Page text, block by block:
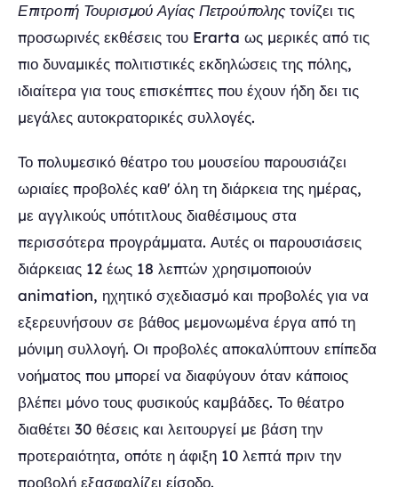
Επιτροπή Τουρισμού Αγίας Πετρούπολης τονίζει τις
προσωρινές εκθέσεις του Erarta ως μερικές από τις
πιο δυναμικές πολιτιστικές εκδηλώσεις της πόλης,
ιδιαίτερα για τους επισκέπτες που έχουν ήδη δει τις
μεγάλες αυτοκρατορικές συλλογές.
Το πολυμεσικό θέατρο του μουσείου παρουσιάζει
ωριαίες προβολές καθ' όλη τη διάρκεια της ημέρας,
με αγγλικούς υπότιτλους διαθέσιμους στα
περισσότερα προγράμματα. Αυτές οι παρουσιάσεις
διάρκειας 12 έως 18 λεπτών χρησιμοποιούν
animation, ηχητικό σχεδιασμό και προβολές για να
εξερευνήσουν σε βάθος μεμονωμένα έργα από τη
μόνιμη συλλογή. Οι προβολές αποκαλύπτουν επίπεδα
νοήματος που μπορεί να διαφύγουν όταν κάποιος
βλέπει μόνο τους φυσικούς καμβάδες. Το θέατρο
διαθέτει 30 θέσεις και λειτουργεί με βάση την
προτεραιότητα, οπότε η άφιξη 10 λεπτά πριν την
προβολή εξασφαλίζει είσοδο.